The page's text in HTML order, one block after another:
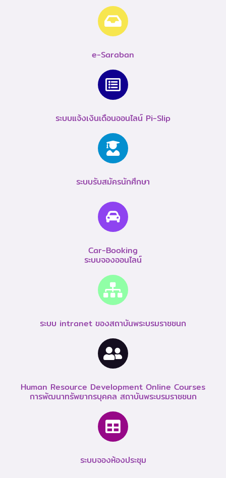
e-Saraban
ระบบแจ้งเงินเดือนออนไลน์ Pi-Slip
ระบบรับสมัครนักศึกษา
Car-Booking
ระบบจองออนไลน์
ระบบ intranet ของสถาบันพระบรมราชชนก
Human Resource Development Online Courses
การพัฒนาทรัพยากรบุคคล สถาบันพระบรมราชชนก
ระบบจองห้องประชุม